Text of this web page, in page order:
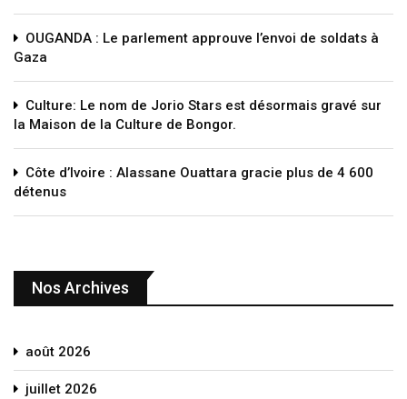
OUGANDA : Le parlement approuve l’envoi de soldats à
Gaza
Culture: Le nom de Jorio Stars est désormais gravé sur
la Maison de la Culture de Bongor.
Côte d’Ivoire : Alassane Ouattara gracie plus de 4 600
détenus
Nos Archives
août 2026
juillet 2026